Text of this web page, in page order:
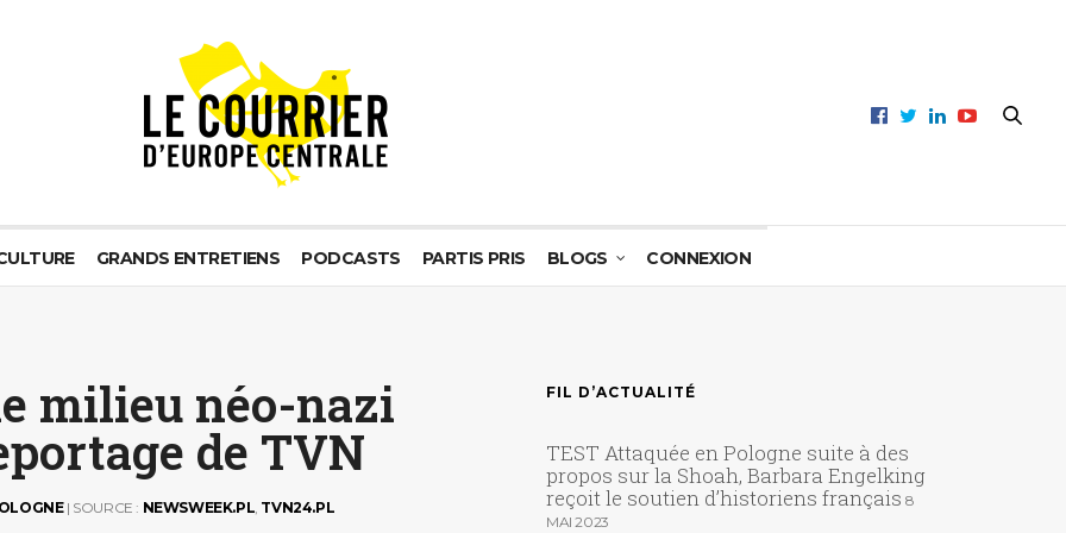
GRANDS ENTRETIENS PODCASTS PARTIS PRIS BLOGS CONNEXION
milieu néo-nazi
de TVN
| SOURCE : NEWSWEEK.PL, TVN24.PL
FIL D’ACTUALITÉ
TEST Attaquée en Pologne suite à des
propos sur la Shoah, Barbara Engelking
reçoit le soutien d’historiens français 8
MAI 2023